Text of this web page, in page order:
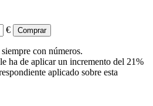
€
con números.
ha de aplicar un incremento del 21%
aplicado sobre esta